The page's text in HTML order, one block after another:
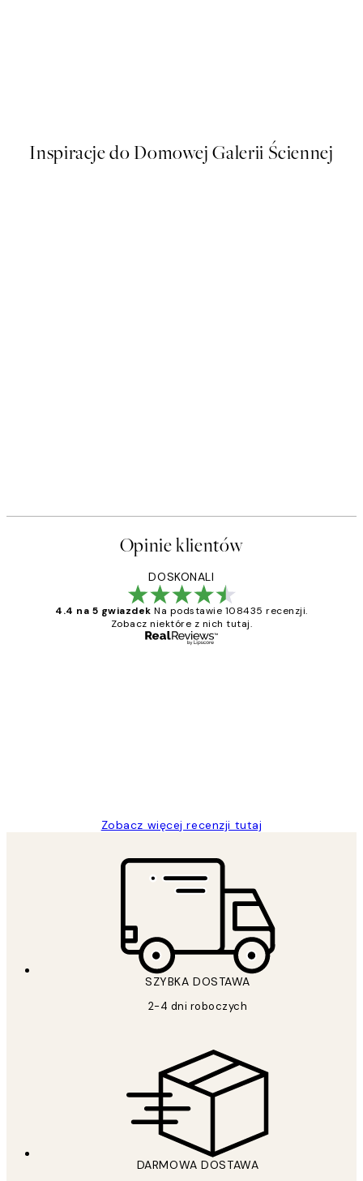
Inspiracje do Domowej Galerii Ściennej
Opinie klientów
DOSKONALI
4.4 na 5 gwiazdek Na podstawie 108435 recenzji.
Zobacz niektóre z nich tutaj.
Zobacz więcej recenzji tutaj
SZYBKA DOSTAWA
2-4 dni roboczych
DARMOWA DOSTAWA